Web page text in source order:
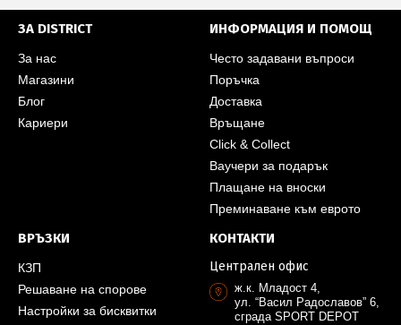
ЗА DISTRICT
За нас
Магазини
Блог
Кариери
ИНФОРМАЦИЯ И ПОМОЩ
Често задавани въпроси
Поръчка
Доставка
Връщане
Click & Collect
Ваучери за подарък
Плащане на вноски
Преминаване към еврото
ВРЪЗКИ
КЗП
Решаване на спорове
Настройки за бисквитки
КОНТАКТИ
Централен офис
ж.к. Младост 4,
ул. “Васил Радославов” 6,
сграда SPORT DEPOT